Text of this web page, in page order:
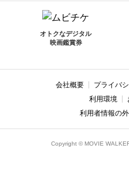
オトクなデジタル
映画鑑賞券
会社概要 プライバ
利用環境
利用者情報の
Copyright © MOVIE